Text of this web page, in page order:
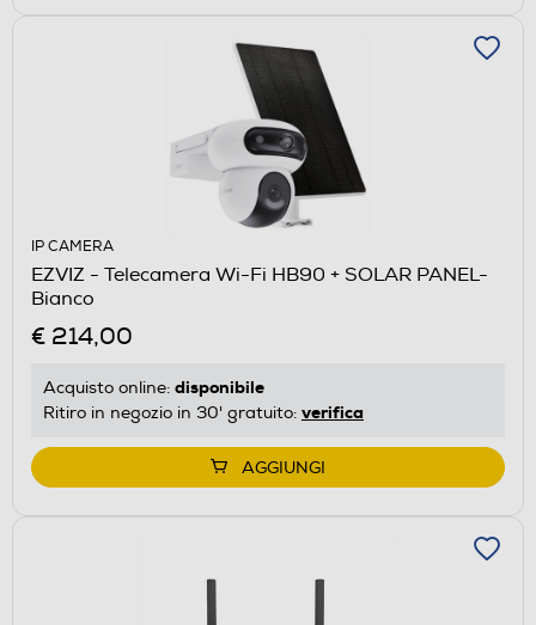
IP CAMERA
EZVIZ - Telecamera Wi-Fi HB90 + SOLAR PANEL-
Bianco
€ 214,00
Acquisto online: disponibile
Ritiro in negozio in 30' gratuito: verifica
AGGIUNGI